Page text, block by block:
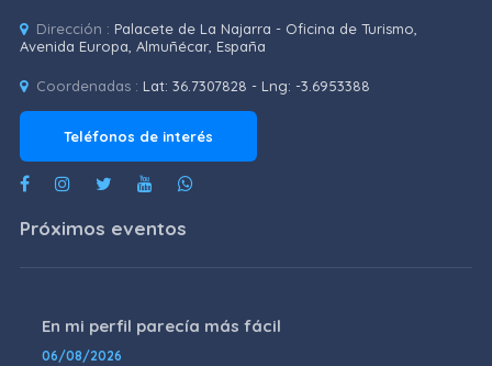
Dirección : Palacete de La Najarra - Oficina de Turismo,
Avenida Europa, Almuñécar, España
Coordenadas : Lat: 36.7307828 - Lng: -3.6953388
Teléfonos de interés
Próximos eventos
En mi perfil parecía más fácil
06/08/2026